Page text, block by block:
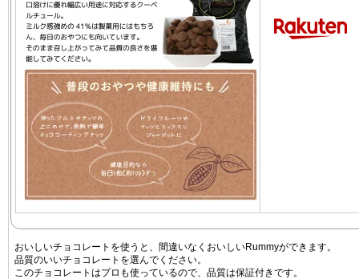
おいしいチョコレートを使うと、間違いなくおいしいRummyができます。
品質のいいチョコレートを選んでください。
このチョコレートはプロも使っているので、品質は保証付きです。